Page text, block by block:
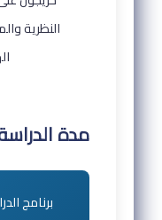
النظرية
مدة
برنامج